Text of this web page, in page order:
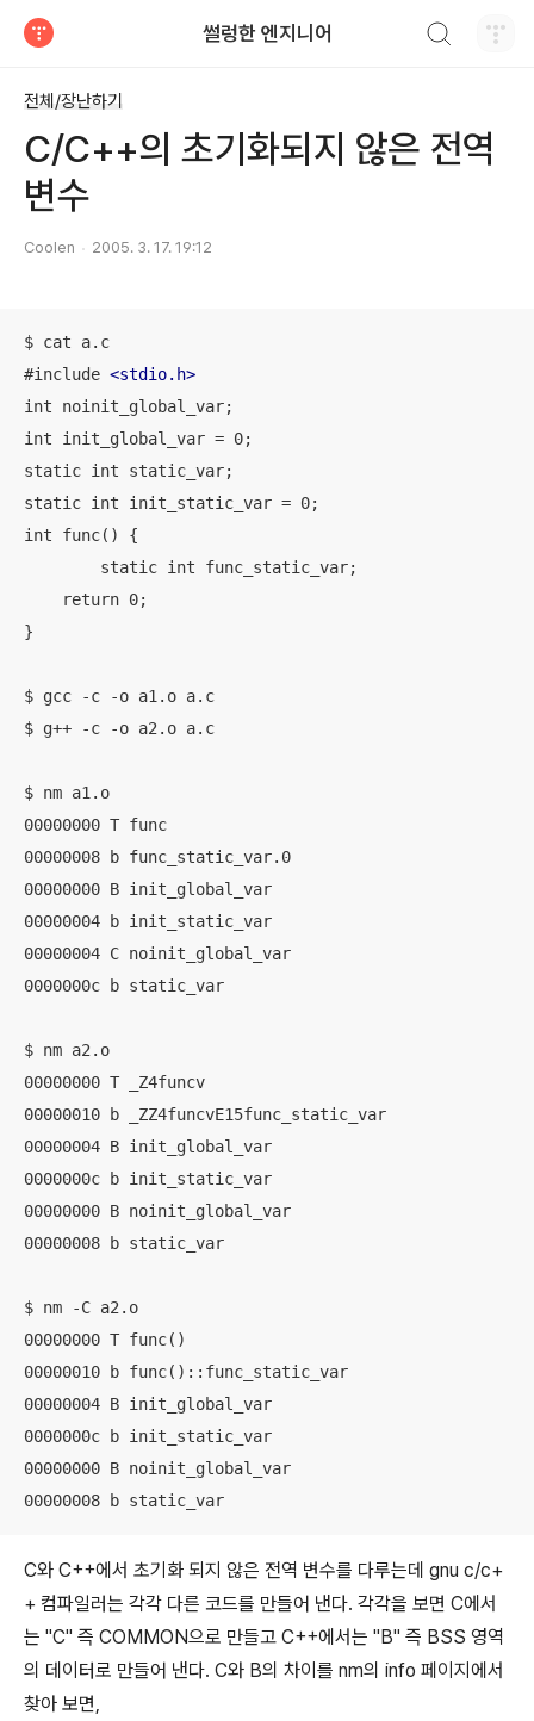
썰렁한 엔지니어
전체/장난하기
C/C++의 초기화되지 않은 전역
변수
Coolen 2005. 3. 17. 19:12
$ cat a.c
#include <stdio.h>
int noinit_global_var;
int init_global_var = 0;
static int static_var;
static int init_static_var = 0;
int func() {
    return 0;
}
$ gcc -c -o a1.o a.c
$ g++ -c -o a2.o a.c
$ nm a1.o
00000000 T func
00000008 b func_static_var.0
00000000 B init_global_var
00000004 b init_static_var
00000004 C noinit_global_var
0000000c b static_var
$ nm a2.o
00000000 T _Z4funcv
00000010 b _ZZ4funcvE15func_static_var
00000004 B init_global_var
0000000c b init_static_var
00000000 B noinit_global_var
00000008 b static_var
$ nm -C a2.o
00000000 T func()
00000010 b func()::func_static_var
00000004 B init_global_var
0000000c b init_static_var
00000000 B noinit_global_var
C와 C++에서 초기화 되지 않은 전역 변수를 다루는데 gnu c/c+
+ 컴파일러는 각각 다른 코드를 만들어 낸다. 각각을 보면 C에서
는 "C" 즉 COMMON으로 만들고 C++에서는 "B" 즉 BSS 영역
의 데이터로 만들어 낸다. C와 B의 차이를 nm의 info 페이지에서
찾아 보면,